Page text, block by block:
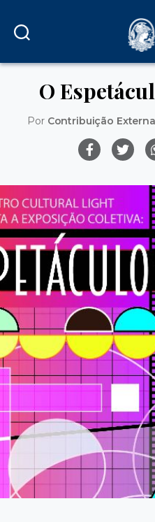
O
Por Contribuição Externa